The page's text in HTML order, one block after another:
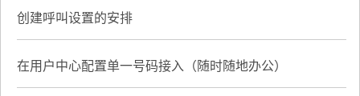
创建呼叫设置的安排
在用户中心配置单一号码接入（随时随地办公）